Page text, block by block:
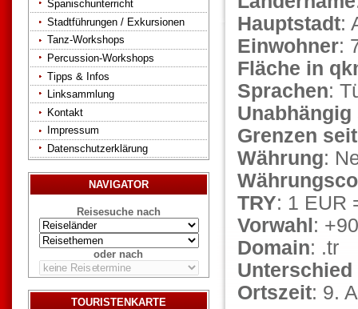
Spanischunterricht
Stadtführungen / Exkursionen
Tanz-Workshops
Percussion-Workshops
Tipps & Infos
Linksammlung
Kontakt
Impressum
Datenschutzerklärung
NAVIGATOR
Reisesuche nach
oder nach
TOURISTENKARTE
Hauptstadt:
Einwohner:
Fläche in
Sprachen:
Unabhängig
Grenzen seit
Währung:
TRY: 1 EUR
Vorwahl : +90
Domain: .tr
Unterschied
Ortszeit: 9.